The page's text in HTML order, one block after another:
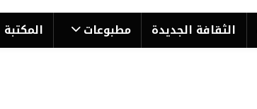
الثقافة الجدیدة مطبوعات المكتبة